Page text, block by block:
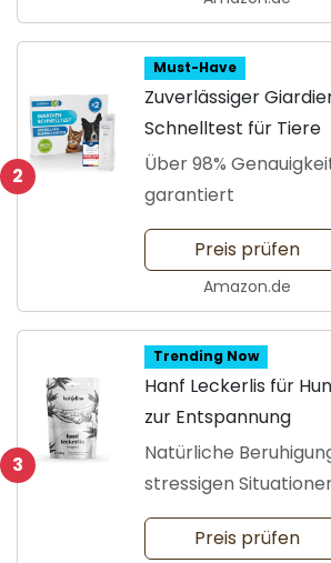
2
Must-Have
Zuverlässiger
Schnelltest für Tiere
Über 98%
garantiert
Preis prüfen
Amazon.de
3
Trending Now
Hanf Leckerlis für
zur Entspannung
Natürliche
stressigen
Preis prüfen